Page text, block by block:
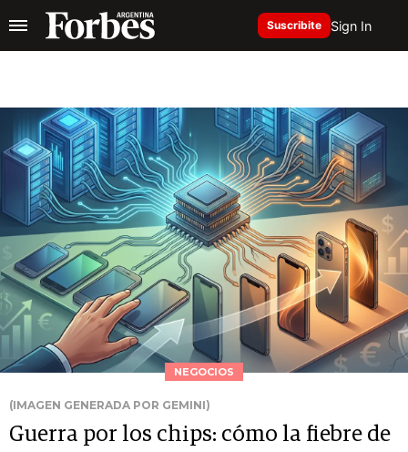
Suscribite Sign In
NEGOCIOS
(IMAGEN GENERADA POR GEMINI)
Guerra por los chips: cómo la fiebre de